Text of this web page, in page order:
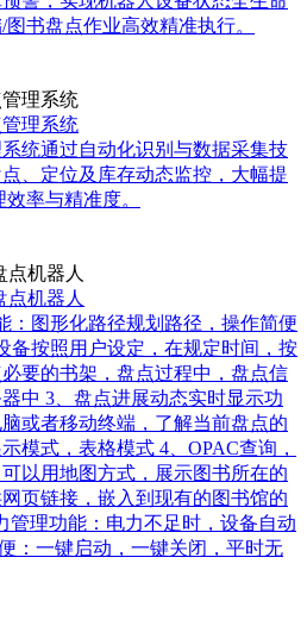
书盘点作业高效精准执行。
理系统
理系统
统通过自动化识别与数据采集技
、定位及库存动态监控，大幅提
率与精准度。
点机器人
点机器人
：图形化路径规划路径，操作简便
备按照用户设定，在规定时间，按
要的书架，盘点过程中，盘点信
中 3、盘点进展动态实时显示功
或者移动终端，了解当前盘点的
模式，表格模式 4、OPAC查询，
以用地图方式，展示图书所在的
页链接，嵌入到现有的图书馆的
管理功能：电力不足时，设备自动
：一键启动，一键关闭，平时无